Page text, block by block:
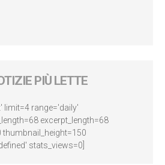
PIÙ LETTE
limit=4 range='daily'
excerpt_length=68
stats_views=0]